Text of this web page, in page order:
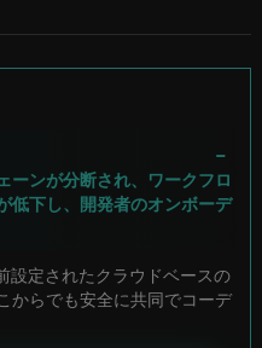
ーンが分断され、ワークフロ
低下し、開発者のオンボーデ
設定されたクラウドベースの
からでも安全に共同でコーデ